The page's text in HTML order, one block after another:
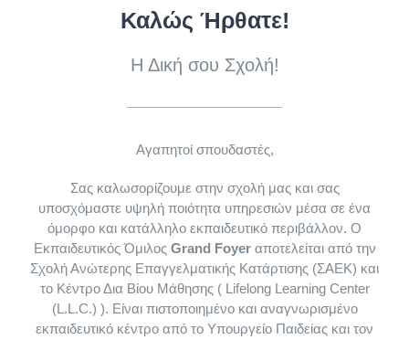
Εγκαταστάσεις
Παροχές
Τομέας Διοίκησης και Οικονομίας
Τομέας Επαγγελμάτων Επικοινωνίας και Μέσων Μαζικής
Ενημέρωσης
Τομέας Ομορφιάς και Aισθητικής
Πιστοποίηση LRN
Εισηγητές Vegan Academy
Vegan Μαγειρική
Vegan Ζαχαροπλαστική
Vegan Τομέας Ομορφιάς
Vegan Nail Art
Vegan Τομέας Τουρισμού
Cooking Classes in Athens
Τομέας Τουρισμού & Επισιτισμού
Μαθήματα Μαγειρικής
Τομέας Ολιστικών Επιστημών
Καλώς Ήρθατε!
Η Δική σου Σχολή!
Αγαπητοί σπουδαστές,
Σας καλωσορίζουμε στην σχολή μας και σας
υποσχόμαστε υψηλή ποιότητα υπηρεσιών μέσα σε ένα
όμορφο και κατάλληλο εκπαιδευτικό περιβάλλον. O
Εκπαιδευτικός Όμιλος Grand Foyerαποτελείται από την
Σχολή Ανώτερης Επαγγελματικής Κατάρτισης (ΣΑΕΚ) και
το Κέντρο Δια Βίου Μάθησης ( Lifelong Learning Center
(L.L.C.) ). Είναι πιστοποιημένο και αναγνωρισμένο
εκπαιδευτικό κέντρο από το Υπουργείο Παιδείας και τον